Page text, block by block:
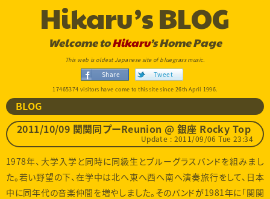
Hikaru’s BLOG
Welcome toHikaru’s Home Page
This web is oldest Japanese site of bluegrass music.
Share Tweet
17465374 visitors have come to this site since 26th April 1996.
BLOG
2011/10/09 関関同プーReunion @ 銀座 Rocky Top
Update : 2011/09/06 Tue 23:34
1978年、大学入学と同時に同級生とブルーグラスバンドを組みまし
た。若い野望の下、在学中は北へ東へ西へ南へ演奏旅行をして、日本
中に同年代の音楽仲間を増やしました。そのバンドが1981年に「関関